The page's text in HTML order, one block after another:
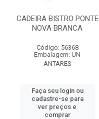
CADEIRA BISTRO PONTE
NOVA BRANCA
Código: 56368
Embalagem: UN
ANTARES
Faça seu login ou
cadastre-se para
ver preços e
comprar